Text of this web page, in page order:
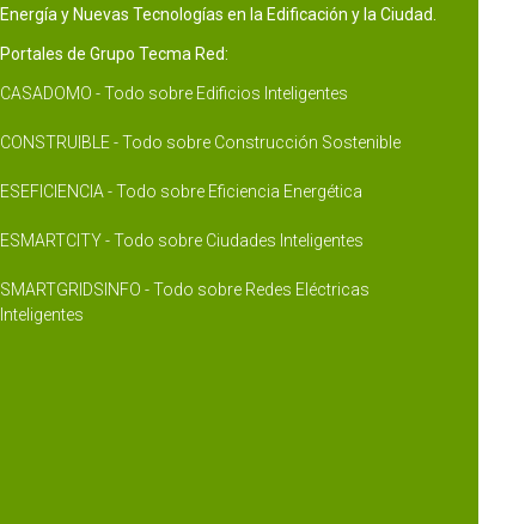
Energía y Nuevas Tecnologías en la Edificación y la Ciudad.
Portales de Grupo Tecma Red:
CASADOMO - Todo sobre Edificios Inteligentes
CONSTRUIBLE - Todo sobre Construcción Sostenible
ESEFICIENCIA - Todo sobre Eficiencia Energética
ESMARTCITY - Todo sobre Ciudades Inteligentes
SMARTGRIDSINFO - Todo sobre Redes Eléctricas
Inteligentes